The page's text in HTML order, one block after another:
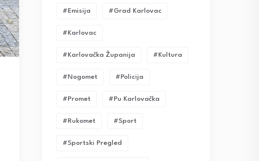
#emisija #grad Karlovac
#karlovac
#karlovačka Županija #kultura
#nogomet #policija
#promet #pu Karlovačka
#rukomet #sport
#sportski Pregled